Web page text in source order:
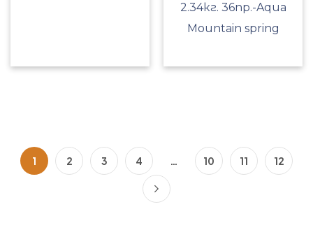
2.34кг. 36пр.-Aqua
Mountain spring
1 2 3 4 … 10 11 12